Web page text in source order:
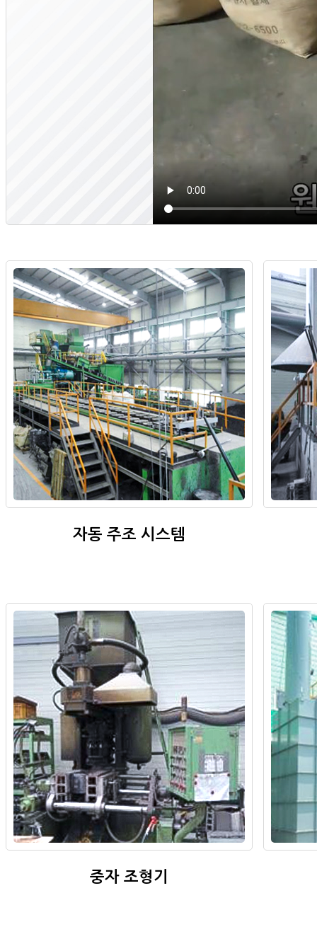
자동 주조 시스템
중자 조형기